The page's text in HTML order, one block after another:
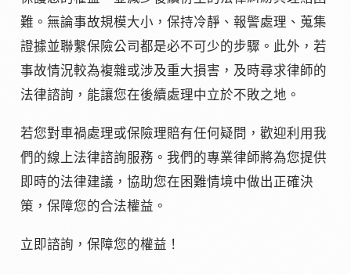
難。無論事故規模大小，保持冷靜、報警處理、蒐集
證據並聯繫保險公司都是必不可少的步驟。此外，若
事故情況較為複雜或涉及重大損害，及時尋求律師的
法律諮詢，能讓您在後續處理中立於不敗之地。
若您對車禍處理或保險理賠有任何疑問，歡迎利用我
們的線上法律諮詢服務。我們的專業律師將為您提供
即時的法律建議，協助您在困難情境中做出正確決
策，保障您的合法權益。
立即諮詢，保障您的權益！